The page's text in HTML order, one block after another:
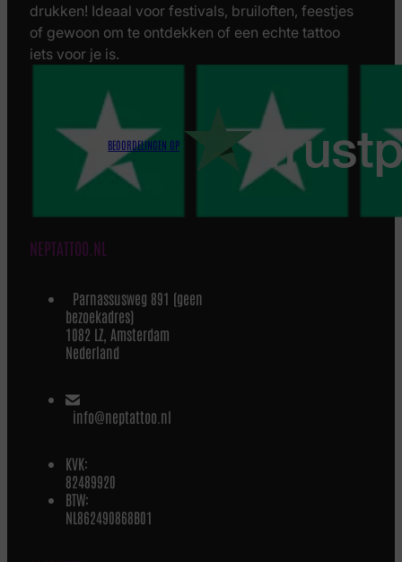
drukken! Ideaal voor festivals, bruiloften, feestjes
of gewoon om te ontdekken of een echte tattoo
iets voor je is.
BEOORDELINGEN OP
NEPTATTOO.NL
Parnassusweg 891 (geen
bezoekadres)
1082 LZ, Amsterdam
Nederland
info@neptattoo.nl
KVK:
82489920
BTW:
NL862490868B01